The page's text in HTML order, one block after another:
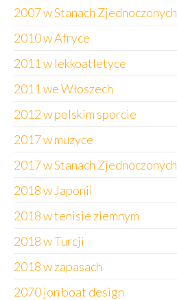
wpis
2007 w Stanach Zjednoczonych
2010 w Afryce
2011 w lekkoatletyce
2011 we Włoszech
2012 w polskim sporcie
2017 w muzyce
2017 w Stanach Zjednoczonych
2018 w Japonii
2018 w tenisie ziemnym
2018 w Turcji
2018 w zapasach
2070 jon boat design